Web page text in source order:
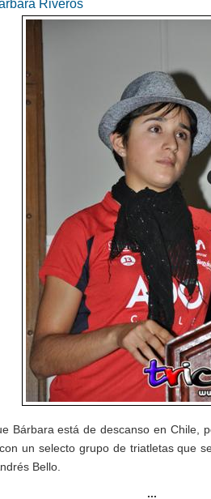
Riveros
Bárbara está de descanso en Chile,
un selecto grupo de triatletas que
Bello.
...